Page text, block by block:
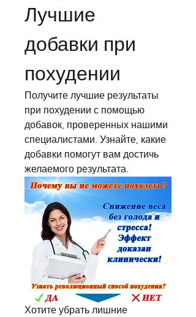
Лучшие
добавки при
похудении
Получите лучшие результаты
при похудении с помощью
добавок, проверенных нашими
специалистами. Узнайте, какие
добавки помогут вам достичь
желаемого результата.
Хотите убрать лишние